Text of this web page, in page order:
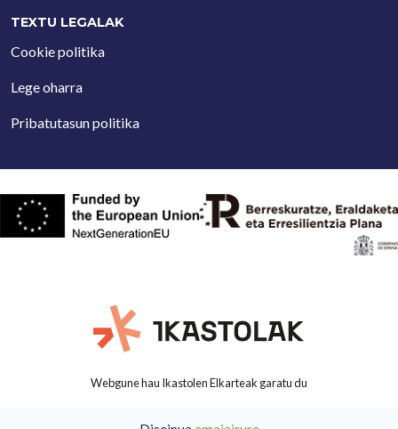
TEXTU LEGALAK
Cookie politika
Lege oharra
Pribatutasun politika
Webgune hau Ikastolen Elkarteak garatu du